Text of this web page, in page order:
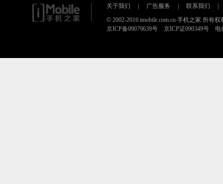
关于我们 | 广告服务 | 联系我们
|
© 2002-2016 imobile.com.cn 手机之家 所有权
京ICP备09079639号 京ICP证090349号 电